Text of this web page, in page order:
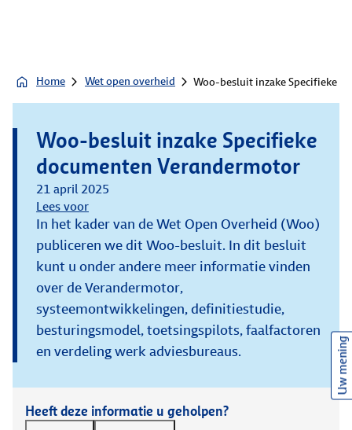
Home Wet open overheid Woo-besluit inzake Specifieke
Woo-besluit inzake Specifieke
documenten Verandermotor
21 april 2025
Lees voor
In het kader van de Wet Open Overheid (Woo)
publiceren we dit Woo-besluit. In dit besluit
kunt u onder andere meer informatie vinden
over de Verandermotor,
systeemontwikkelingen, definitiestudie,
besturingsmodel, toetsingspilots, faalfactoren
en verdeling werk adviesbureaus.
Heeft deze informatie u geholpen?
Uw mening